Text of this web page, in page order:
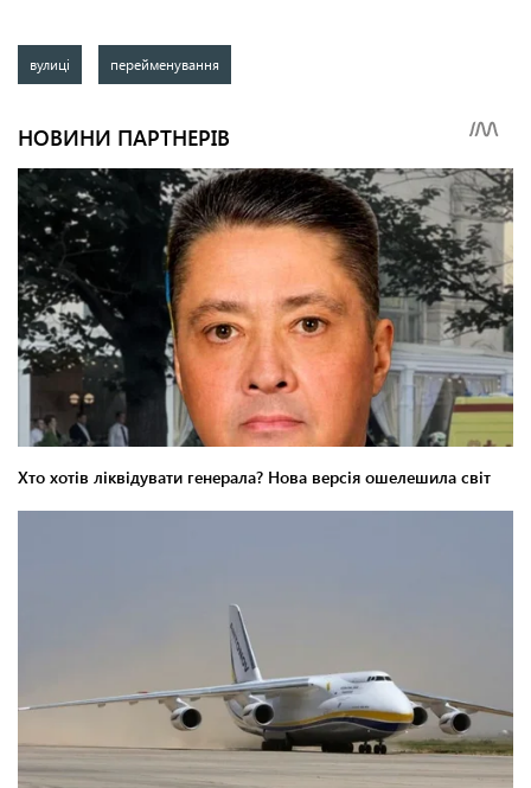
вулиці перейменування